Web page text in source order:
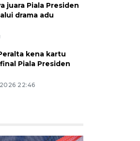
juara Piala Presiden
drama adu
kena kartu
Piala Presiden
22:46